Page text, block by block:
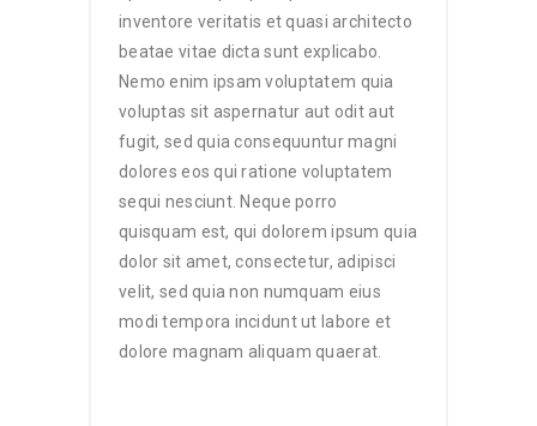
inventore veritatis et quasi architecto
beatae vitae dicta sunt explicabo.
Nemo enim ipsam voluptatem quia
voluptas sit aspernatur aut odit aut
fugit, sed quia consequuntur magni
dolores eos qui ratione voluptatem
sequi nesciunt. Neque porro
quisquam est, qui dolorem ipsum quia
dolor sit amet, consectetur, adipisci
velit, sed quia non numquam eius
modi tempora incidunt ut labore et
dolore magnam aliquam quaerat.